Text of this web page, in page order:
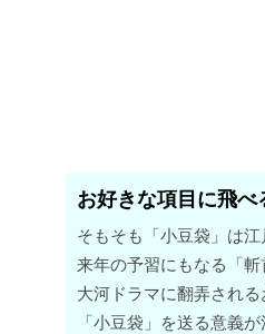
お好きな項目に飛べ
そもそも「小豆袋」は
来年の予習にもなる「斬
大河ドラマに翻弄される
「小豆袋」を送る意義